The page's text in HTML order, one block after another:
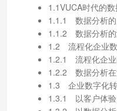
1.1VUCA时代的
1.1.1 数据分析的
1.1.2 数据分析
1.2 流程化企业
1.2.1 流程化企业
1.2.2 数据分析在
1.3 企业数字化
1.3.1 以客户体验